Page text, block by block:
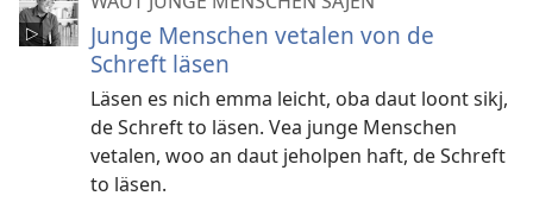
Junge Menschen vetalen von de
Schreft läsen
Läsen es nich emma leicht, oba daut loont sikj,
de Schreft to läsen. Vea junge Menschen
vetalen, woo an daut jeholpen haft, de Schreft
to läsen.